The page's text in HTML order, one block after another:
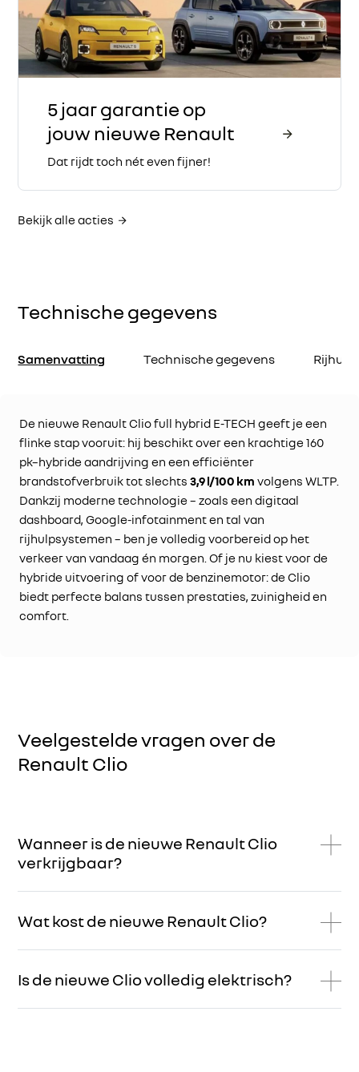
5 jaar garantie op
jouw nieuwe Renault
Dat rijdt toch nét even fijner!
Bekijk alle acties
Technische gegevens
Samenvatting Technische gegevens
De nieuwe Renault Clio full hybrid E-TECH geeft je een
flinke stap vooruit: hij beschikt over een krachtige 160
pk–hybride aandrijving en een efficiënter
brandstofverbruik tot slechts3,9 l/100 km volgens WLTP.
Dankzij moderne technologie – zoals een digitaal
dashboard, Google-infotainment en tal van
rijhulpsystemen – ben je volledig voorbereid op het
verkeer van vandaag én morgen. Of je nu kiest voor de
hybride uitvoering of voor de benzinemotor: de Clio
biedt perfecte balans tussen prestaties, zuinigheid en
comfort.
Veelgestelde vragen over de
Renault Clio
Wanneer is de nieuwe Renault Clio
verkrijgbaar?
Wat kost de nieuwe Renault Clio?
Is de nieuwe Clio volledig elektrisch?